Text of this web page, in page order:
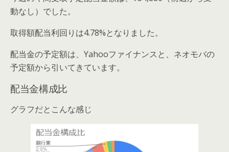
動なし）でした。
取得額配当利回りは4.78%となりました。
配当金の予定額は、Yahooファイナンスと、ネオモバの
予定額から引いてきています。
配当金構成比
グラフだとこんな感じ